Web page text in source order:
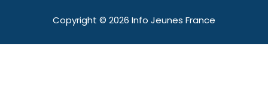
Copyright © 2026 Info Jeunes France